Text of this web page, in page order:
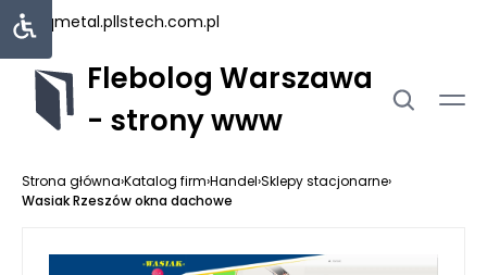
uniqmetal.pllstech.com.pl
Flebolog Warszawa
- strony www
Strona główna›Katalog firm›Handel›Sklepy stacjonarne›
Wasiak Rzeszów okna dachowe